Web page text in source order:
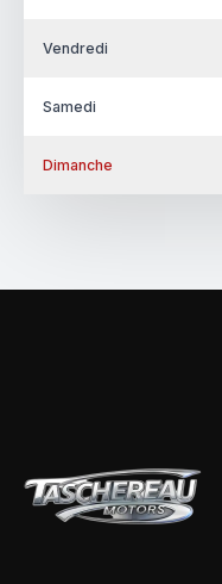
Vendredi
Samedi
Dimanche